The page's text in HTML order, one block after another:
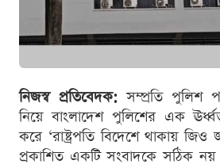
নিজস্ব প্রতিবেদক: সম্প্রতি পুলিশ
নিয়ে বাংলাদেশ পুলিশের এক
করে ‘রাষ্ট্রপতি বিদেশে থাকায় জিও
প্রকাশিত একটি সংবাদকে সঠিক নয়